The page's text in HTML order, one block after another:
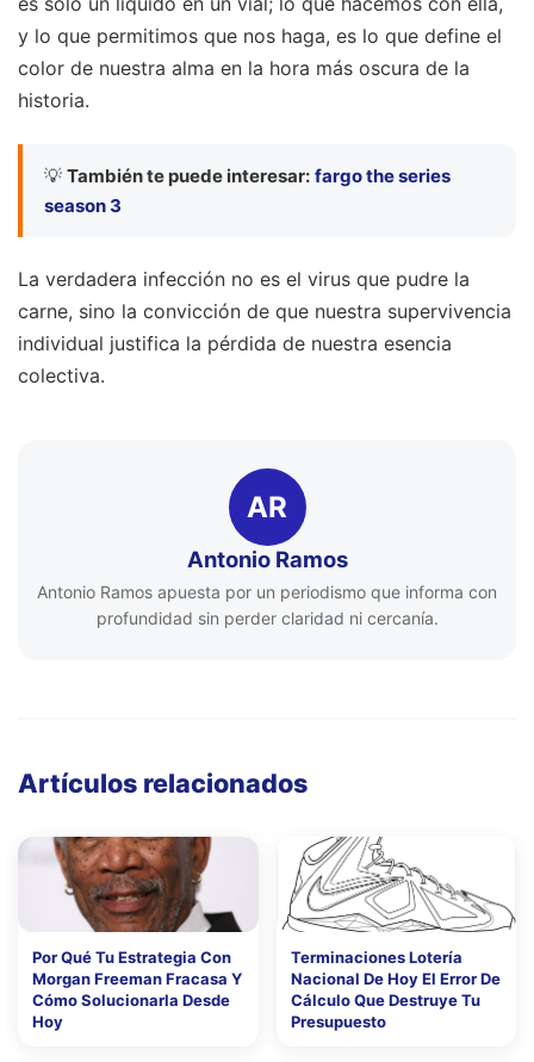
y lo que permitimos que nos haga, es lo que define el
color de nuestra alma en la hora más oscura de la
historia.
💡 También te puede interesar: fargo the series
season 3
La verdadera infección no es el virus que pudre la
carne, sino la convicción de que nuestra supervivencia
individual justifica la pérdida de nuestra esencia
colectiva.
AR
Antonio Ramos
Antonio Ramos apuesta por un periodismo que informa con
profundidad sin perder claridad ni cercanía.
Artículos relacionados
Por Qué Tu Estrategia Con
Morgan Freeman Fracasa Y
Cómo Solucionarla Desde
Hoy
Terminaciones Lotería
Nacional De Hoy El Error De
Cálculo Que Destruye Tu
Presupuesto